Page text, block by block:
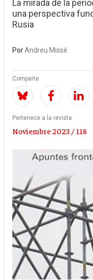
La mirada de la
una perspectiva
Rusia
PorAndreu Missé
Comparte
Pertenece a la revista
Noviembre 2023 / 118